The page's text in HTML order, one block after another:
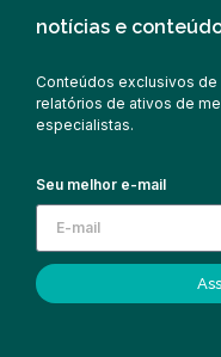
notícias e
Conteúdos exclusivos
relatórios de ativos de
especialistas.
Seu melhor e-mail